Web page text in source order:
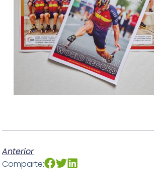
Anterior
Comparte: